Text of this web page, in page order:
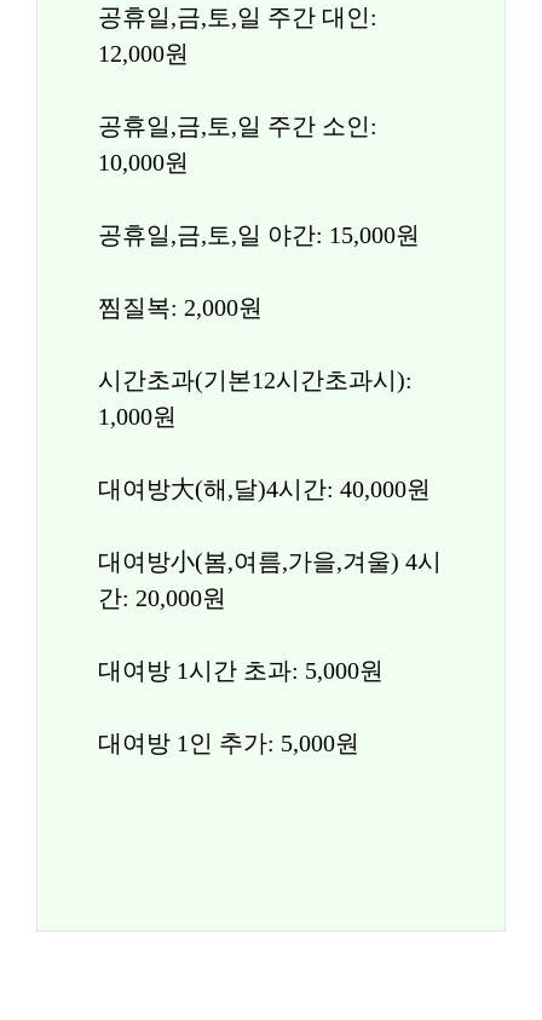
공휴일,금,토,일 주간 대인:
12,000원
공휴일,금,토,일 주간 소인:
10,000원
공휴일,금,토,일 야간: 15,000원
찜질복: 2,000원
시간초과(기본12시간초과시):
1,000원
대여방大(해,달)4시간: 40,000원
대여방小(봄,여름,가을,겨울) 4시
간: 20,000원
대여방 1시간 초과: 5,000원
대여방 1인 추가: 5,000원